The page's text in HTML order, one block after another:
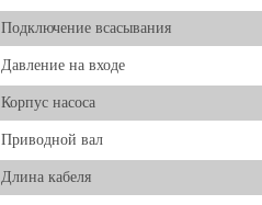
Подключение всасывания
Давление на входе
Корпус насоса
Приводной вал
Длина кабеля